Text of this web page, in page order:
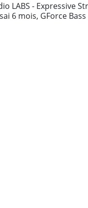
LABS - Expressive
6 mois, GForce